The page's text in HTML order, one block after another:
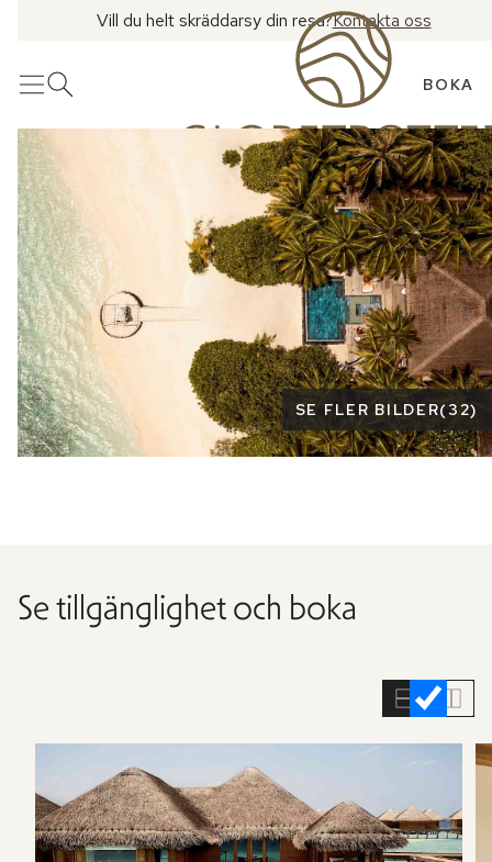
Vill du helt skräddarsy din resa?Kontakta oss
MenyÖppna sök BOKA
Se fler bilder
SE FLER BILDER(32)
Se tillgänglighet och boka